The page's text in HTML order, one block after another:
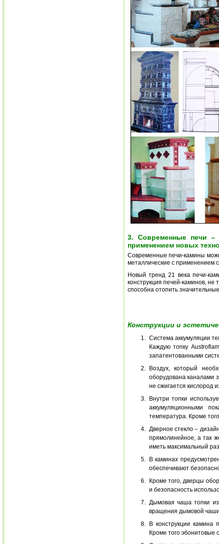
3. Современные печи –
применением новых
Современные печи-камины
металлические с применением
Новый тренд 21 века печи-
конструкция печей-каминов, не
способна отопить
Конструкции и
Система аккумуляции
Каждую топку
запатентованными
Воздух, который
оборудована каналами
не сжигается кислород
Внутри топки
аккумуляционными
температура. Кроме
Дверное стекло –
прямолинейное, а так
иметь максимальный
В каминах
обеспечивают
Кроме того, дверцы
и безопасность
Дымовая чаша топки
вращения дымовой чаши
В конструкции камина
Кроме того эбонитовые